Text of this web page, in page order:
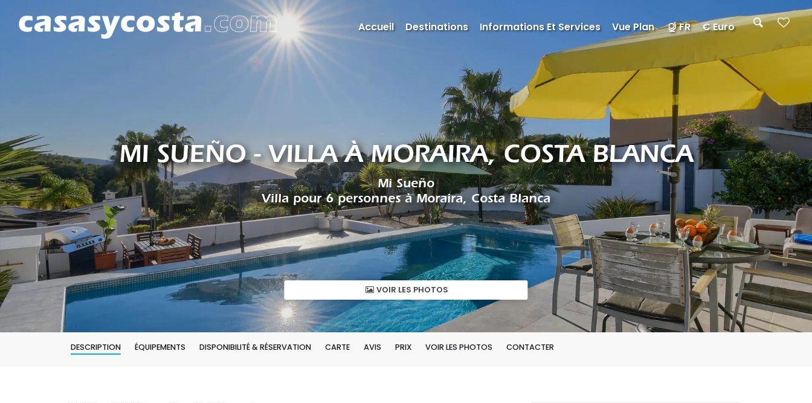
MI SUEÑO - VILLA À MORAIRA, COSTA BLANCA
Mi Sueño
Villa pour 6 personnes à Moraira, Costa Blanca
VOIR LES PHOTOS
DESCRIPTION ÉQUIPEMENTS DISPONIBILITÉ & RÉSERVATION CARTE AVIS PRIX VOIR LES PHOTOS CONTACTER
Accueil Destinations Informations Et Services Vue Plan FR € Euro